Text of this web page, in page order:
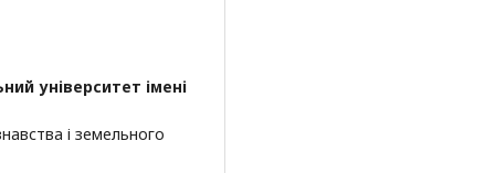
університет імені
і земельного